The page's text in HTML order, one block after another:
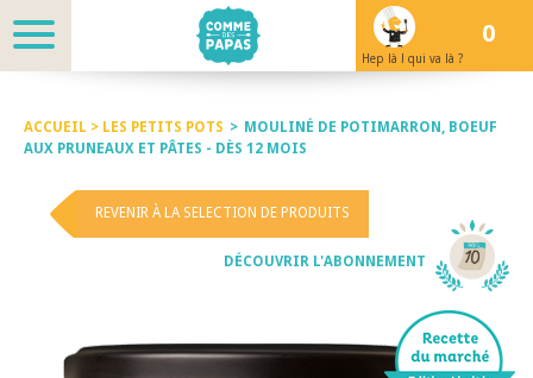
Hep là ! qui va là ?
0
ACCUEIL > LES PETITS POTS > MOULINÉ DE POTIMARRON, BOEUF
AUX PRUNEAUX ET PÂTES - DÈS 12 MOIS
REVENIR À LA SELECTION DE PRODUITS
DÉCOUVRIR L'ABONNEMENT